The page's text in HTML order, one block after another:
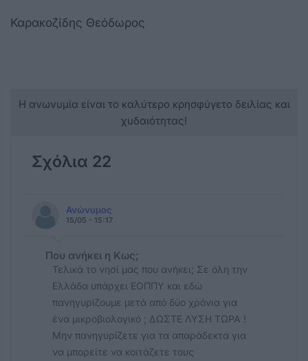
Καρακοζίδης Θεόδωρος
Η ανωνυμία είναι το καλύτερο κρησφύγετο δειλίας και
χυδαιότητας!
Σχόλια 22
Ανώνυμος
15/05 - 15:17
Που ανήκει η Κως;
Τελικά το νησί μας που ανήκει; Σε όλη την
Ελλάδα υπάρχει ΕΟΠΠΥ και εδώ
πανηγυρίζουμε μετά από δύο χρόνια για
ένα μικροβιολογικό ; ΔΩΣΤΕ ΛΥΣΗ ΤΩΡΑ !
Μην πανηγυρίζετε για τα απαράδεκτα για
να μπορείτε να κοιτάζετε τους